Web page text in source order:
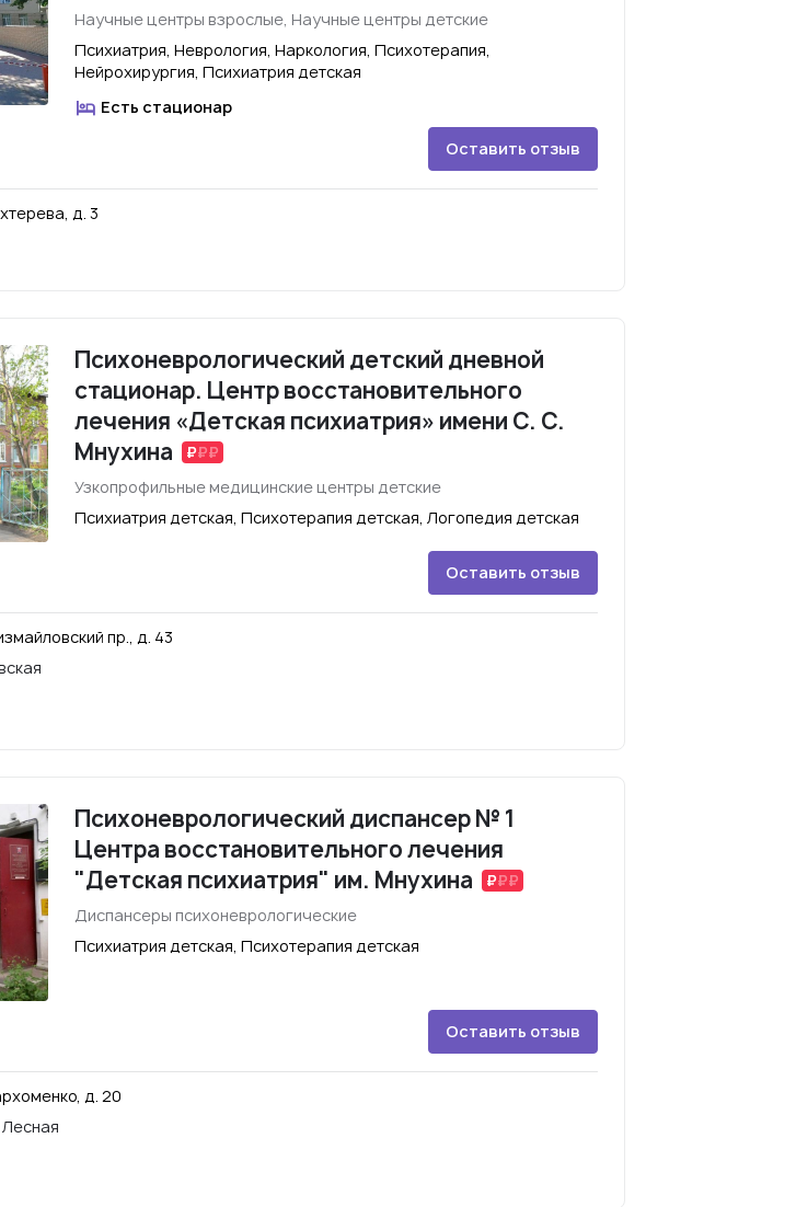
Научные центры взрослые, Научные центры детские
Психиатрия, Неврология, Наркология, Психотерапия,
Нейрохирургия, Психиатрия детская
Есть стационар
Оставить отзыв
д. 3
Психоневрологический детский дневной
стационар. Центр восстановительного
лечения «Детская психиатрия» имени С. С.
Мнухина
Узкопрофильные медицинские центры детские
Психиатрия детская, Психотерапия детская, Логопедия детская
Оставить отзыв
пр., д. 43
Психоневрологический диспансер № 1
Центра восстановительного лечения
"Детская психиатрия" им. Мнухина
Диспансеры психоневрологические
Психиатрия детская, Психотерапия детская
Оставить отзыв
д. 20
Лесная